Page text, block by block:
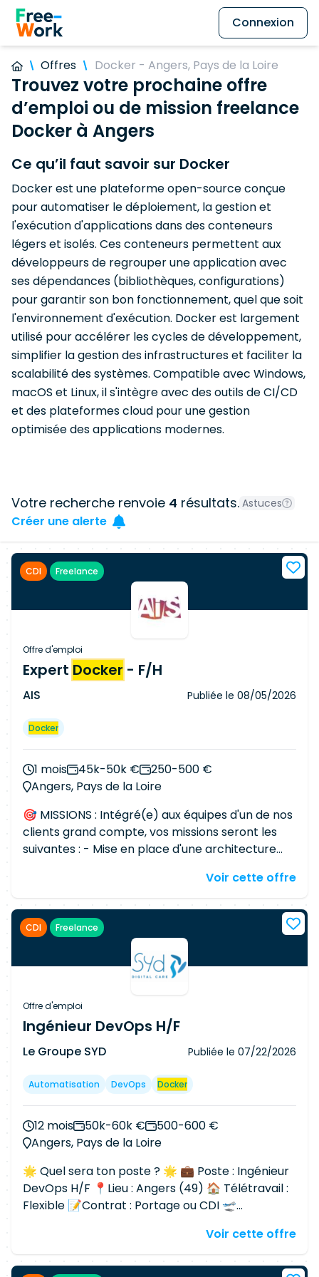
Connexion
Offres Docker - Angers, Pays de la Loire
Trouvez votre prochaine offre
d’emploi ou de mission freelance
Docker à Angers
Ce qu’il faut savoir sur Docker
Docker est une plateforme open-source conçue
pour automatiser le déploiement, la gestion et
l'exécution d'applications dans des conteneurs
légers et isolés. Ces conteneurs permettent aux
développeurs de regrouper une application avec
ses dépendances (bibliothèques, configurations)
pour garantir son bon fonctionnement, quel que soit
l'environnement d'exécution. Docker est largement
utilisé pour accélérer les cycles de développement,
simplifier la gestion des infrastructures et faciliter la
scalabilité des systèmes. Compatible avec Windows,
macOS et Linux, il s'intègre avec des outils de CI/CD
et des plateformes cloud pour une gestion
optimisée des applications modernes.
Votre recherche renvoie 4 résultats. Astuces
Créer une alerte
CDI Freelance
Offre d'emploi
Expert Docker - F/H
AIS Publiée le 08/05/2026
Docker
1 mois 45k-50k €
250-500 €
Angers, Pays de la Loire
🎯 MISSIONS : Intégré(e) aux équipes d'un de nos
clients grand compte, vos missions seront les
suivantes : - Mise en place d'une architecture
- Mise en place du déploiement applicatif
sécurité et de l'automatisation - Gestion de
l'intégration des outils d'exploitation, de
supervision et de sauvegarde - Procédures
d'installation et d'exploitation - Rédaction des
à la recette technique Environnement
techniques : -DockerSwarm - Linux RHEL -
VMware vCF/NSX - Automatisation - Sécurité
conteneur - Exploitation industrialisée
Voir cette offre
CDI Freelance
Offre d'emploi
Ingénieur DevOps H/F
Le Groupe SYD Publiée le 07/22/2026
Automatisation DevOps Docker
12 mois 50k-60k €
500-600 €
Angers, Pays de la Loire
🌟 Quel sera ton poste ? 🌟 💼 Poste : Ingénieur
DevOps H/F 📍Lieu : Angers (49) 🏠 Télétravail :
Flexible 📝Contrat : Portage ou CDI 🛫
rejoins un grand acteur du secteur publicVoir cette offre